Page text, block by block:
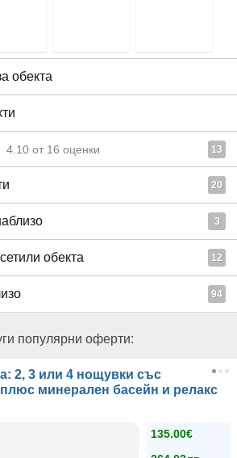
обекта
4.10 от 16 оценки 13
20
3
обекта 12
94
популярни оферти:
2, 3 или 4 нощувки със
плюс минерален басейн и релакс
135.00€